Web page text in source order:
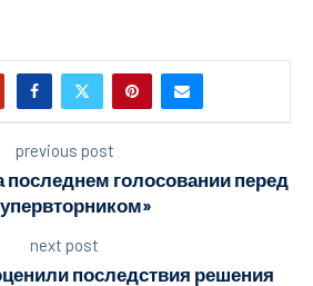
previous post
голосовании перед
next post
последствия решения